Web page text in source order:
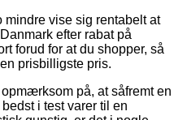
mindre vise sig rentabelt at
efter rabat på
forud for at du shopper, så
prisbilligste pris.
på, at såfremt en
i test varer til en